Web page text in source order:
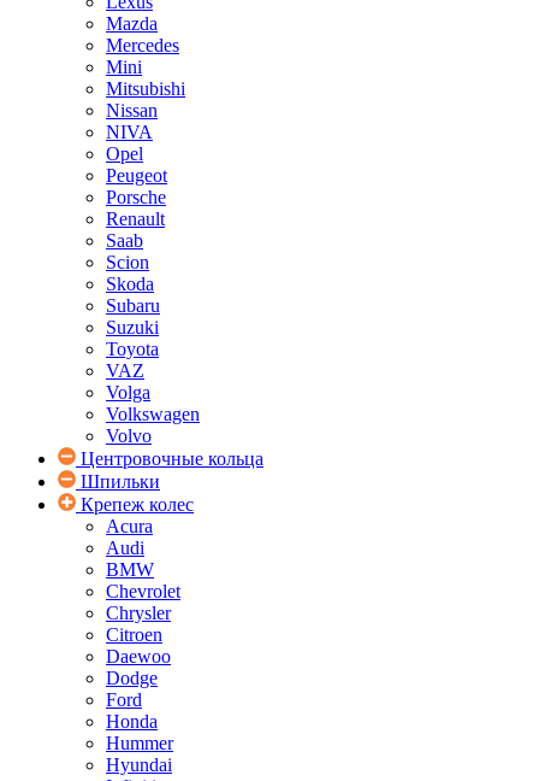
Mazda
Mercedes
Mini
Mitsubishi
Nissan
NIVA
Opel
Peugeot
Porsche
Renault
Saab
Scion
Skoda
Subaru
Suzuki
Toyota
VAZ
Volga
Volkswagen
Volvo
Центровочные кольца
Шпильки
Крепеж колес
Acura
Audi
BMW
Chevrolet
Chrysler
Citroen
Daewoo
Dodge
Ford
Honda
Hummer
Hyundai